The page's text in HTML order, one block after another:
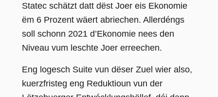
Statec schätzt datt dëst Joer eis Ekonomie
ëm 6 Prozent wäert abriechen. Allerdéngs
soll schonn 2021 d’Ekonomie nees den
Niveau vum leschte Joer erreechen.
Eng logesch Suite vun dëser Zuel wier also,
kuerzfristeg eng Reduktioun vun der